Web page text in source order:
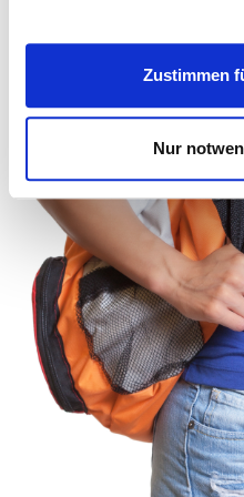
Zustimmen
Nur